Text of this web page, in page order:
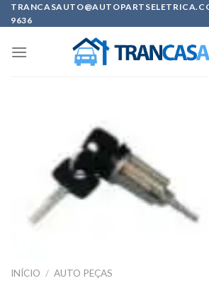
Skip
to9636
INÍCIO / AUTO PEÇAS